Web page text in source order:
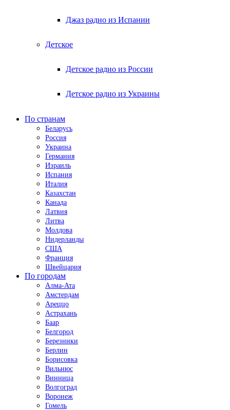
Джаз радио из Испании
Детское
Детское радио из России
Детское радио из Украины
По странам
Беларусь
Россия
Украина
Германия
Израиль
Испания
Италия
Казахстан
Канада
Латвия
Литва
Молдова
Нидерланды
США
Франция
Швейцария
По городам
Алма-Ата
Амстердам
Ареццо
Астрахань
Баар
Белгород
Березники
Берлин
Борисовка
Вильнюс
Винница
Волгоград
Воронеж
Гомель